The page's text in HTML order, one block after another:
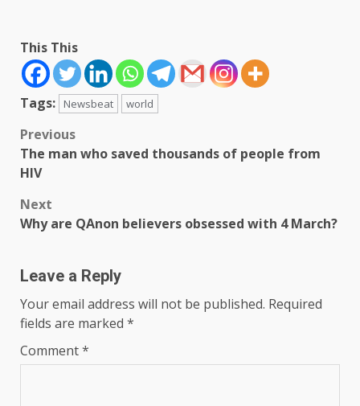
This This
Tags: Newsbeat world
Post
navigation
Previous
The man who saved thousands of people from
HIV
Next
Why are QAnon believers obsessed with 4 March?
Leave a Reply
Your email address will not be published. Required
fields are marked *
Comment*